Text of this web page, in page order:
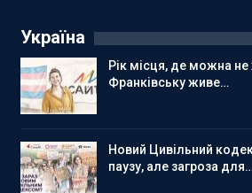
Україна
Рік місця, де можна не
Франківську живе…
Новий Цивільний
паузу, але загроза для…